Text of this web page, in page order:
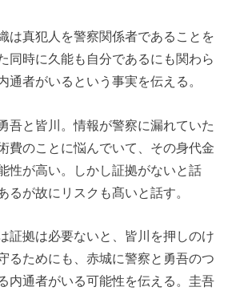
は真犯人を警察関係者であることを
同時に久能も自分であるにも関わら
通者がいるという事実を伝える。
吾と皆川。情報が警察に漏れていた
費のことに悩んでいて、その身代金
性が高い。しかし証拠がないと話
るが故にリスクも髙いと話す。
証拠は必要ないと、皆川を押しのけ
るためにも、赤城に警察と勇吾のつ
内通者がいる可能性を伝える。圭吾